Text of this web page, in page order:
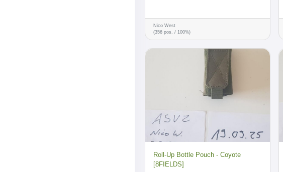
Nico West
(356 pos. / 100%)
Roll-Up Bottle Pouch - Coyote
[8FIELDS]